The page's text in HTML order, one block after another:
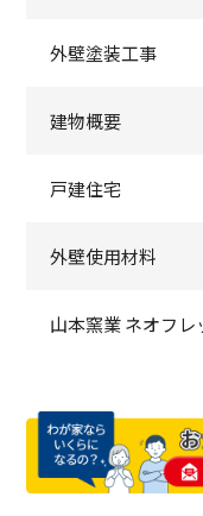
外壁塗装工事
建物概要
戸建住宅
外壁使用材料
山本窯業 ネオフ